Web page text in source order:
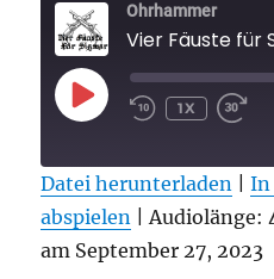
Ohrhammer
PLAY
EPISODE
1X
RSS FEED
TEILEN
LINK
Datei herunterladen |In
abspielen |Audiolänge:
am September 27, 2023